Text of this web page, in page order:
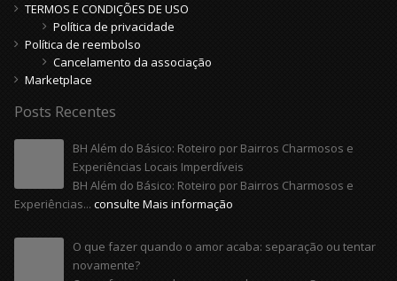
TERMOS E CONDIÇÕES DE USO
Política de privacidade
Política de reembolso
Cancelamento da associação
Marketplace
Posts Recentes
BH Além do Básico: Roteiro por Bairros Charmosos e
Experiências Locais Imperdíveis
BH Além do Básico: Roteiro por Bairros Charmosos e
Experiências... consulte Mais informação
O que fazer quando o amor acaba: separação ou tentar
novamente?